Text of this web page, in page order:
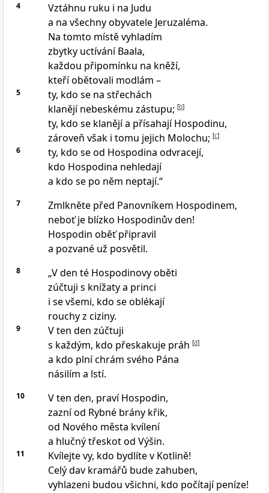
4
Vztáhnu ruku i na Judu
a na všechny obyvatele Jeruzaléma.
Na tomto místě vyhladím
zbytky uctívání Baala,
každou připomínku na kněží,
kteří obětovali modlám –
5
ty, kdo se na střechách
klanějí nebeskému zástupu; [b]
ty, kdo se klanějí a přísahají Hospodinu,
zároveň však i tomu jejich Molochu; [c]
6
ty, kdo se od Hospodina odvracejí,
kdo Hospodina nehledají
a kdo se po něm neptají.“
7
Zmlkněte před Panovníkem Hospodinem,
neboť je blízko Hospodinův den!
Hospodin oběť připravil
a pozvané už posvětil.
8
„V den té Hospodinovy oběti
zúčtuji s knížaty a princi
i se všemi, kdo se oblékají
rouchy z ciziny.
9
V ten den zúčtuji
s každým, kdo přeskakuje práh [d]
a kdo plní chrám svého Pána
násilím a lstí.
10
V ten den, praví Hospodin,
zazní od Rybné brány křik,
od Nového města kvílení
a hlučný třeskot od Výšin.
11
Kvílejte vy, kdo bydlíte v Kotlině!
Celý dav kramářů bude zahuben,
vyhlazeni budou všichni, kdo počítají peníze!